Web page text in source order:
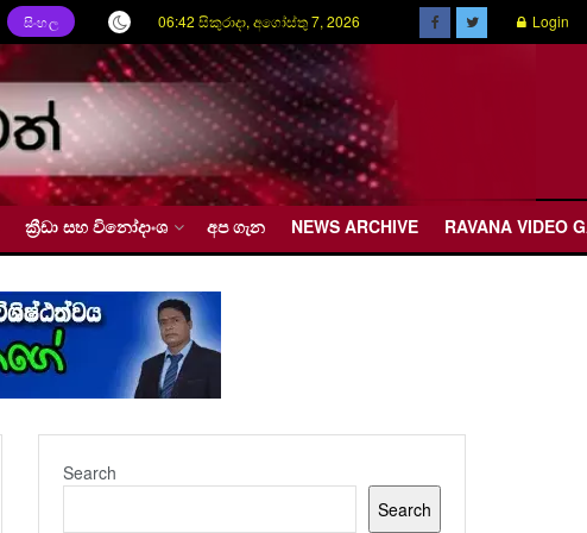
සිංහල 06:42 සිකුරාදා, අගෝස්තු 7, 2026 Login
ක්‍රීඩා සහ විනෝදාංශ අප ගැන NEWS ARCHIVE RAVANA VIDEO
Search
Search